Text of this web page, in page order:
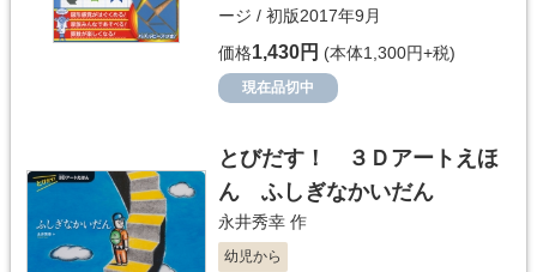
ージ / 初版2017年9月
価格1,430円 (本体1,300円+税)
現在品切中
とびだす！ ３Ｄアートえほ
ん ふしぎなかいだん
永井秀幸 作
幼児から